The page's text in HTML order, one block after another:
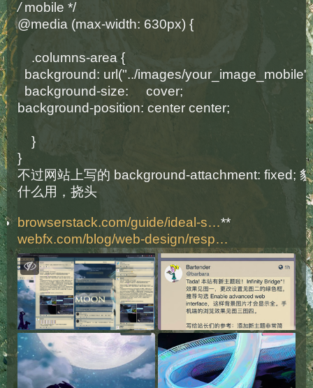
/ mobile */
@media (max-width: 630px) {
    .columns-area {
background: url("../images/
  background-size:     cover;
background-position: center center;
    }
}
不过网站上写的 background-attachment: fixed;
什么用，挠头
browserstack.com/guide/ideal-s
**
webfx.com/blog/web-design/resp